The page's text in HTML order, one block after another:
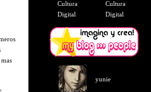
Cultura
Digital
yunie